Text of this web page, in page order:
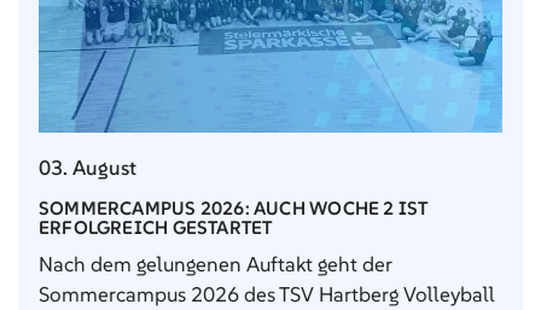
03. August
SOMMERCAMPUS 2026: AUCH WOCHE 2 IST
ERFOLGREICH GESTARTET
Nach dem gelungenen Auftakt geht der
Sommercampus 2026 des TSV Hartberg Volleyball